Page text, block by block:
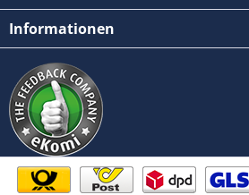
Informationen